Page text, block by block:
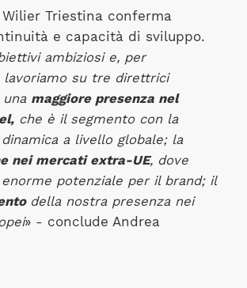
Triestina conferma
e capacità di sviluppo.
ambiziosi e, per
lavoriamo su tre direttrici
maggiore presenza nel
che è il segmento con la
a livello globale; la
nei mercati extra-UE, dove
potenziale per il brand; il
della nostra presenza nei
» - conclude Andrea